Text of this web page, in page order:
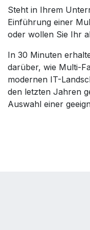
Steht in Ihrem
Einführung einer
oder wollen Sie Ihr
In 30 Minuten
darüber, wie Multi-
modernen IT-
den letzten Jahren
Auswahl einer